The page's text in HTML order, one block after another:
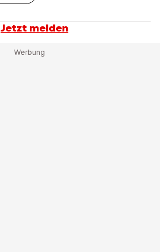
Jetzt melden